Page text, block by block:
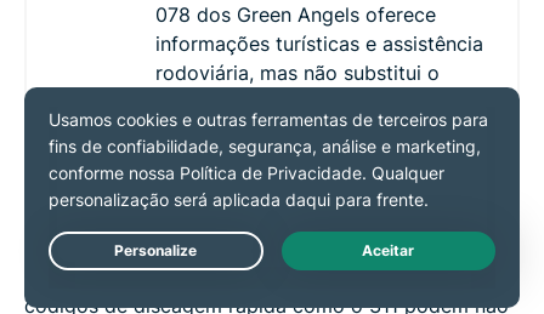
078 dos Green Angels oferece
informações turísticas e assistência
rodoviária, mas não substitui o
Números de atendimento não emergencial
nas cidades-sede dos EUA
Se você estiver usando um chip internacional,
códigos de discagem rápida como o 311 podem não
Live Chat